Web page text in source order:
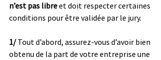
n’est pas libre et doit respecter certaines
conditions pour être validée par le jury.
1/ Tout d’abord, assurez-vous d’avoir bien
obtenu de la part de votre entreprise une